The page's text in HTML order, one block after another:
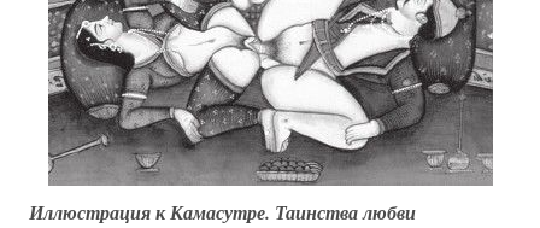
Иллюстрация к Камасутре. Таинства любви